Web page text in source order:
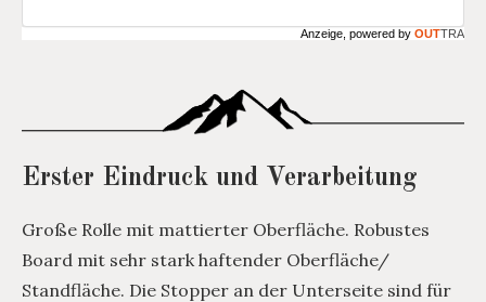
Anzeige, powered by OUTTRA
Erster Eindruck und Verarbeitung
Große Rolle mit mattierter Oberfläche. Robustes
Board mit sehr stark haftender Oberfläche/
Standfläche. Die Stopper an der Unterseite sind für